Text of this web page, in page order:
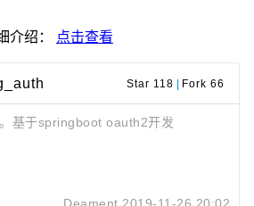
介绍： 点击查看
Star 118 | Fork 66
基于springboot oauth2开发
Deament 2019-11-26 20:02